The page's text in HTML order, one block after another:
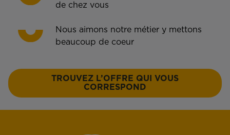
de chez vous
Nous aimons notre métier y mettons
beaucoup de coeur
TROUVEZ L’OFFRE QUI VOUS
CORRESPOND